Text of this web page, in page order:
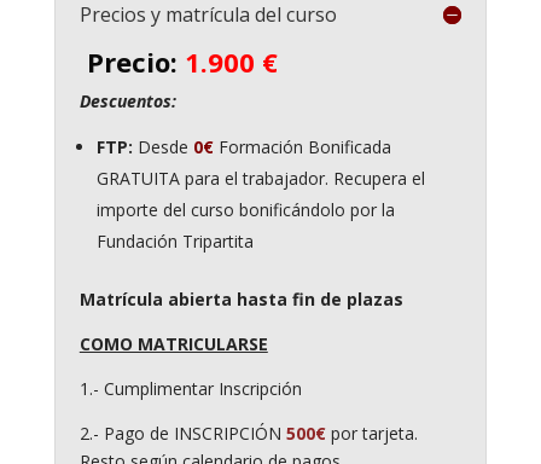
Precios y matrícula del curso
Precio: 1.900 €
Descuentos:
FTP: Desde 0€Formación Bonificada
GRATUITA para el trabajador. Recupera el
importe del curso bonificándolo por la
Fundación Tripartita
Matrícula abierta hasta fin de plazas
COMO MATRICULARSE
1.- Cumplimentar Inscripción
2.- Pago de INSCRIPCIÓN 500€por tarjeta.